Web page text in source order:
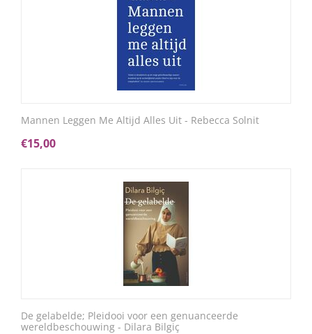
Mannen Leggen Me Altijd Alles Uit - Rebecca Solnit
€15,00
De gelabelde; Pleidooi voor een genuanceerde
wereldbeschouwing - Dilara Bilgiç